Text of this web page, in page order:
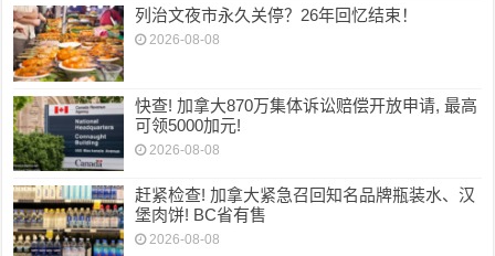
列治文夜市永久关停？26年回忆结束！
2026-08-08
快查! 加拿大870万集体诉讼赔偿开放申请, 最高
可领5000加元!
2026-08-08
赶紧检查! 加拿大紧急召回知名品牌瓶装水、汉
堡肉饼! BC省有售
2026-08-08